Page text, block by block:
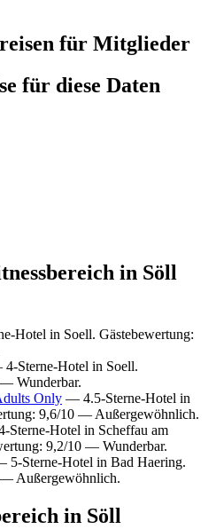
für Mitglieder
für diese Daten
in Söll
Hotel in Soell. Gästebewertung:
Sterne-Hotel in Soell.
Wunderbar.
Only — 4.5-Sterne-Hotel in
9,6/10 — Außergewöhnlich.
Sterne-Hotel in Scheffau am
9,2/10 — Wunderbar.
5-Sterne-Hotel in Bad Haering.
Außergewöhnlich.
in Söll